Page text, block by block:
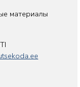
материалы